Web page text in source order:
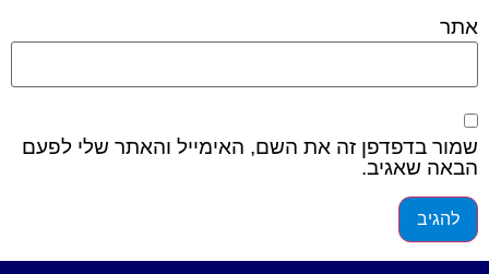
אתר
שמור בדפדפן זה את השם, האימייל והאתר שלי לפעם
הבאה שאגיב.